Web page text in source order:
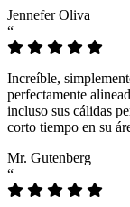
Jennefer Oliva
“
Increíble,
perfectamente
incluso sus cálidas
corto tiempo en su
Mr. Gutenberg
“